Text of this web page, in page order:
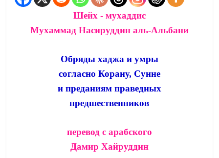
Шейх - мухаддис
Мухаммад Насируддин аль-Альбани
Обряды хаджа и умры
согласно Корану, Сунне
и преданиям праведных
предшественников
перевод с арабского
Дамир Хайруддин